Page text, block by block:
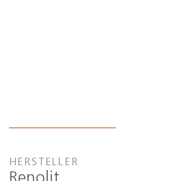
HERSTELLER